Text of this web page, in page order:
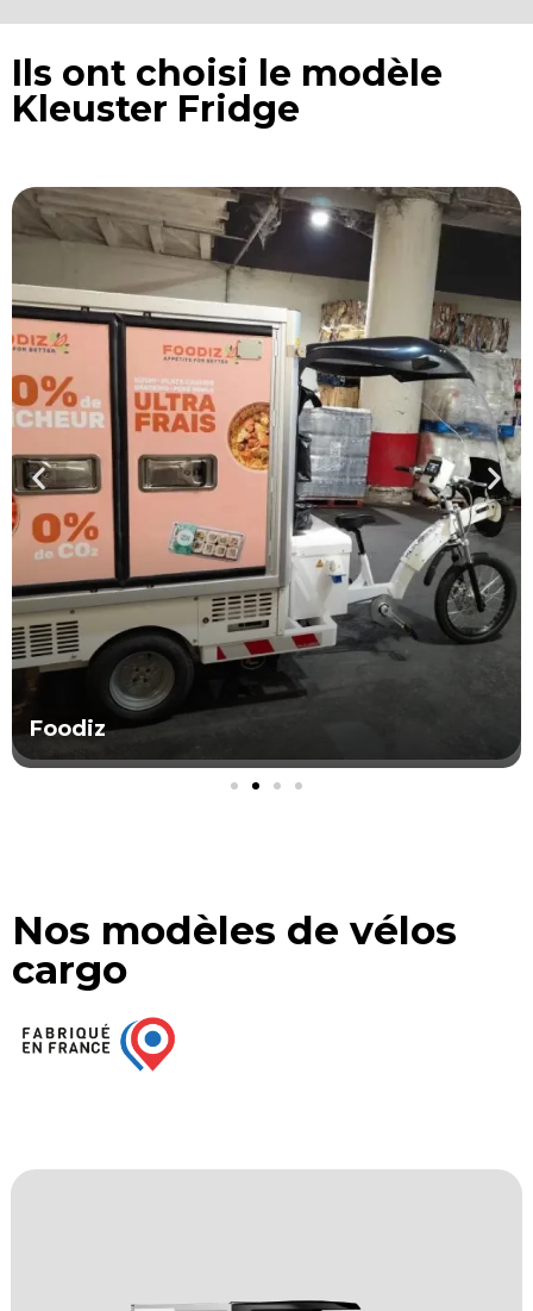
Ils ont choisi le modèle
Kleuster Fridge
Foodiz
Nos modèles de vélos
cargo